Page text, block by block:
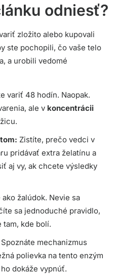
odniesť?
zložito alebo kupovali
ste pochopili, čo vaše telo
a urobili vedomé
variť 48 hodín. Naopak.
ale v koncentrácii
Zistíte, prečo vedci v
pridávať extra želatínu a
aj vy, ak chcete výsledky
ako žalúdok. Nevie sa
sa jednoduché pravidlo,
tam, kde bolí.
Spoznáte mechanizmus
polievka na tento enzým
dokáže vypnúť.